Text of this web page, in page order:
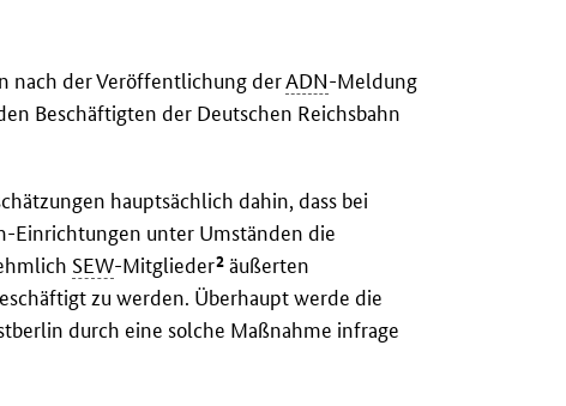
nach der Veröffentlichung derADN-Meldung
Beschäftigten der Deutschen Reichsbahn
hauptsächlich dahin, dass bei
Einrichtungen unter Umständen die
SEW-Mitglieder2 äußerten
zu werden. Überhaupt werde die
durch eine solche Maßnahme infrage